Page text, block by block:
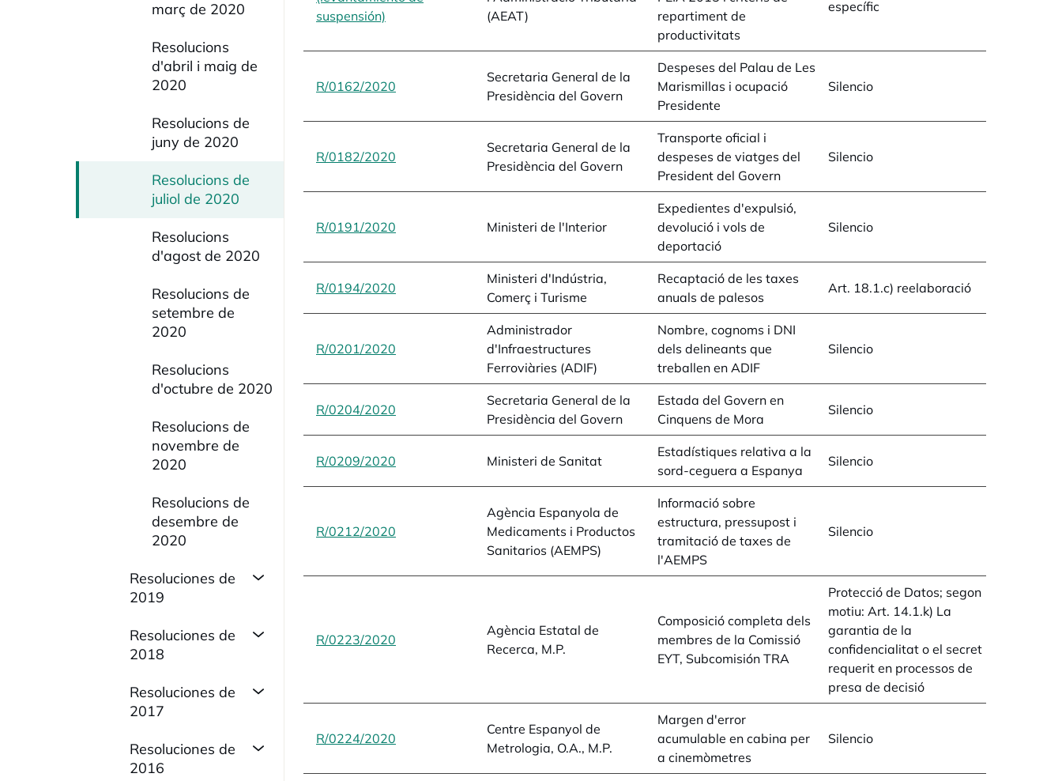
març de 2020
Resolucions
d'abril i maig de
2020
Resolucions de
juny de 2020
Resolucions de
juliol de 2020
Resolucions
d'agost de 2020
Resolucions de
setembre de
2020
Resolucions
d'octubre de 2020
Resolucions de
novembre de
2020
Resolucions de
desembre de
2020
Resoluciones de
2019
Resoluciones de
2018
Resoluciones de
2017
Resoluciones de
2016
suspensión) opens in a new tab(AEAT)
repartiment de
productivitats
específic
R/0162/2020 opens in a new tab
Secretaria General de la
Presidència del Govern
Despeses del Palau de Les
Marismillas i ocupació
Presidente
Silencio
R/0182/2020 opens in a new tab
Secretaria General de la
Presidència del Govern
Transporte oficial i
despeses de viatges del
President del Govern
Silencio
R/0191/2020 opens in a new tabMinisteri de l'Interior
Expedientes d'expulsió,
devolució i vols de
deportació
Silencio
R/0194/2020 opens in a new tab
Ministeri d'Indústria,
Comerç i Turisme
Recaptació de les taxes
anuals de palesos
Art. 18.1.c) reelaboració
R/0201/2020 opens in a new tab
Administrador
d'Infraestructures
Ferroviàries (ADIF)
Nombre, cognoms i DNI
dels delineants que
treballen en ADIF
Silencio
R/0204/2020 opens in a new tab
Secretaria General de la
Presidència del Govern
Estada del Govern en
Cinquens de Mora
Silencio
R/0209/2020 opens in a new tabMinisteri de Sanitat
Estadístiques relativa a la
sord-ceguera a Espanya
Silencio
R/0212/2020 opens in a new tab
Agència Espanyola de
Medicaments i Productos
Sanitarios (AEMPS)
Informació sobre
estructura, pressupost i
tramitació de taxes de
l'AEMPS
Silencio
R/0223/2020 opens in a new tab
Agència Estatal de
Recerca, M.P.
Composició completa dels
membres de la Comissió
EYT, Subcomisión TRA
Protecció de Datos; segon
motiu: Art. 14.1.k) La
garantia de la
confidencialitat o el secret
requerit en processos de
presa de decisió
R/0224/2020 opens in a new tab
Centre Espanyol de
Metrologia, O.A., M.P.
Margen d'error
acumulable en cabina per
a cinemòmetres
Silencio